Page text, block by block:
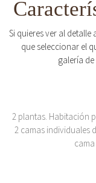
Si quieres ver al
que seleccionar el
galería
2 plantas. Habitación
2 camas individuales